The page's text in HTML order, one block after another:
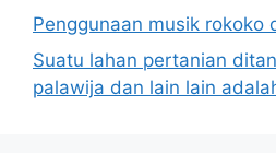
Penggunaan musik rokoko
Suatu lahan pertanian
palawija dan lain lain